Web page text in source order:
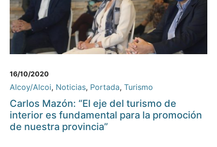
16/10/2020
Alcoy/Alcoi, Noticias, Portada, Turismo
Carlos Mazón: “El eje del turismo de
interior es fundamental para la promoción
de nuestra provincia”